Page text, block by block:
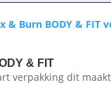
& Burn BODY & FIT
& FIT
verpakking dit